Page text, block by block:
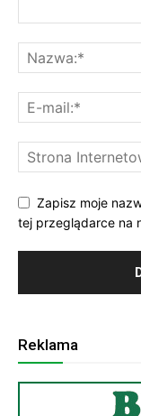
Zapisz moje
tej przeglądarce na
Reklama